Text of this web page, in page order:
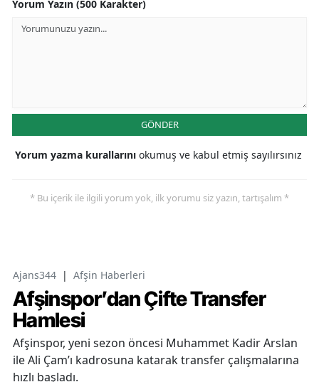
Yorum Yazın (500 Karakter)
GÖNDER
Yorum yazma kurallarını okumuş ve kabul etmiş sayılırsınız
* Bu içerik ile ilgili yorum yok, ilk yorumu siz yazın, tartışalım *
Ajans344 | Afşin Haberleri
Afşinspor’dan Çifte Transfer
Hamlesi
Afşinspor, yeni sezon öncesi Muhammet Kadir Arslan
ile Ali Çam’ı kadrosuna katarak transfer çalışmalarına
hızlı başladı.